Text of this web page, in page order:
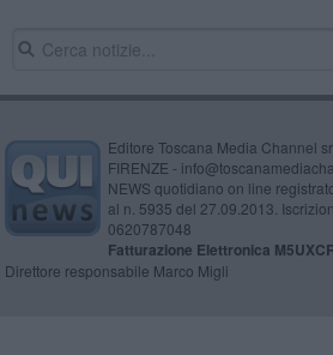
Editore Toscana Media Channel
FIRENZE -
NEWS quotidiano on line
al n. 5935 del 27.09.2013.
0620787048
Fatturazione Elettronica
Direttore responsabile Marco Migli